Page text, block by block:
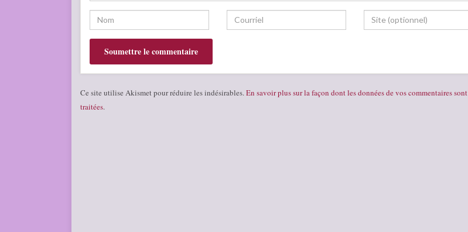
Ce site utilise Akismet pour réduire les indésirables. En savoir plus sur la façon dont les données de vos commentaires sont
traitées.